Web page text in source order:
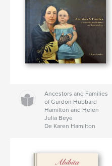
Ancestors and Families
of Gurdon Hubbard
Hamilton and Helen
Julia Beye
De Karen Hamilton